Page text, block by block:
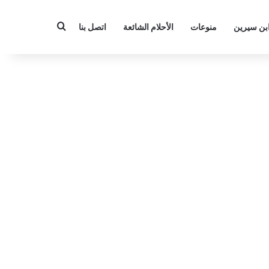
سيرين منوعات الأحلام الشائعة اتصل بنا بحث عن